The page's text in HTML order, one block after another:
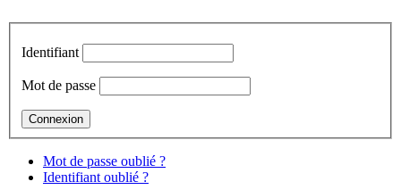
Identifiant
Mot de passe
Mot de passe oublié ?
Identifiant oublié ?